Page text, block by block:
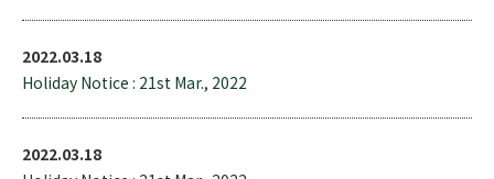
2022.03.18
Holiday Notice : 21st Mar., 2022
2022.03.18